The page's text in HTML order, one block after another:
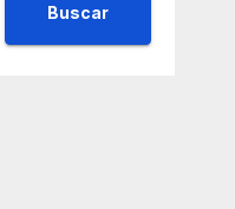
Buscar